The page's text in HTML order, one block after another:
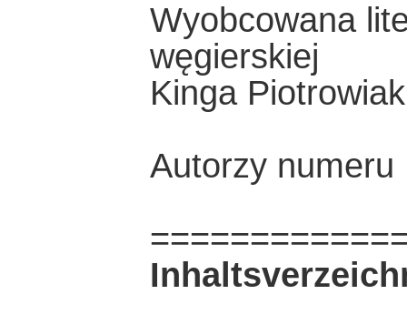
Wyobcowana
węgierskiej
Kinga Piotrowiak
Autorzy numeru